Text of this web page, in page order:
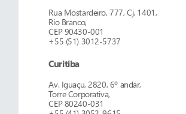
Rua Mostardeiro, 777, Cj. 1401,
Rio Branco,
CEP 90430-001
+55 (51) 3012-5737
Curitiba
Av. Iguaçu, 2820, 6º andar,
Torre Corporativa,
CEP 80240-031